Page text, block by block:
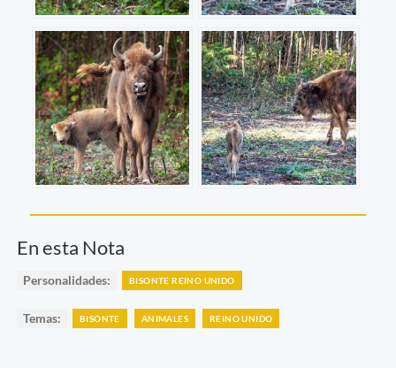
En esta Nota
Personalidades: BISONTE REINO UNIDO
Temas: BISONTE ANIMALES REINO UNIDO